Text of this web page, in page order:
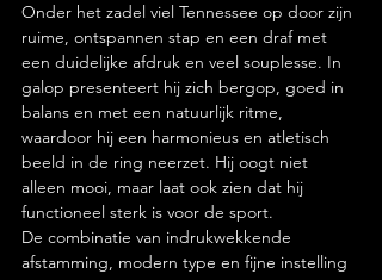
Onder het zadel viel Tennessee op door zijn
ruime, ontspannen stap en een draf met
een duidelijke afdruk en veel souplesse. In
galop presenteert hij zich bergop, goed in
balans en met een natuurlijk ritme,
waardoor hij een harmonieus en atletisch
beeld in de ring neerzet. Hij oogt niet
alleen mooi, maar laat ook zien dat hij
functioneel sterk is voor de sport.
De combinatie van indrukwekkende
afstamming, modern type en fijne instelling